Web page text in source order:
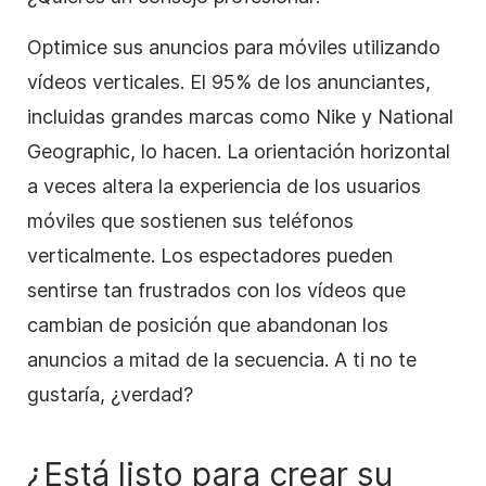
Optimice sus anuncios para móviles utilizando
vídeos verticales. El 95% de los anunciantes,
incluidas grandes marcas como Nike y National
Geographic, lo hacen. La orientación horizontal
a veces altera la experiencia de los usuarios
móviles que sostienen sus teléfonos
verticalmente. Los espectadores pueden
sentirse tan frustrados con los vídeos que
cambian de posición que abandonan los
anuncios a mitad de la secuencia. A ti no te
gustaría, ¿verdad?
¿Está listo para crear su